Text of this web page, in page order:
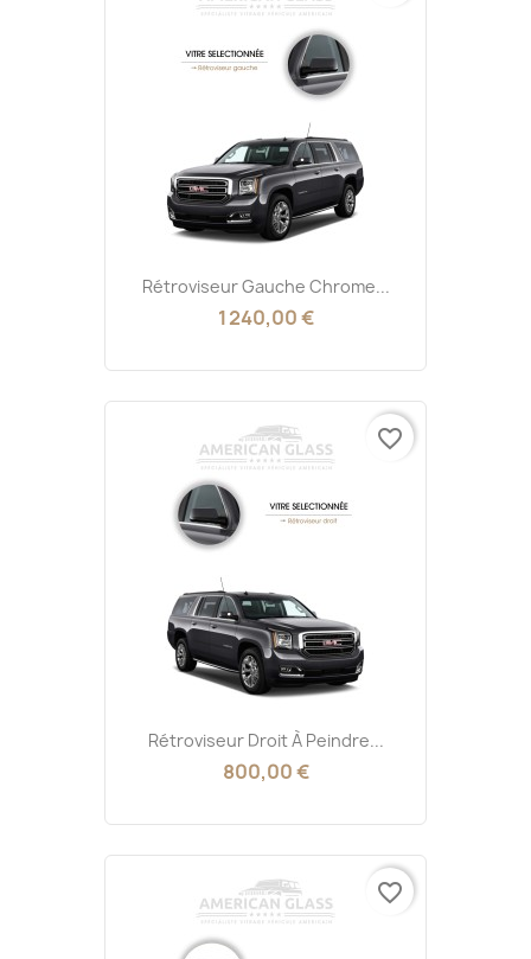
Rétroviseur Gauche Chrome...
1 240,00 €
Rétroviseur Droit À Peindre...
800,00 €
favorite_border
favorite_border